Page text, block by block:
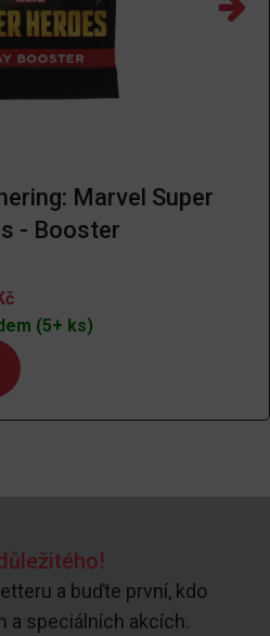
Marvel Super
- Booster
(5+ ks)
a buďte první, kdo
a speciálních akcích.